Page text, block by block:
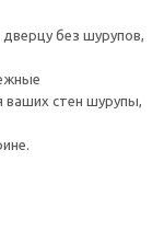
без шурупов,
стен шурупы,